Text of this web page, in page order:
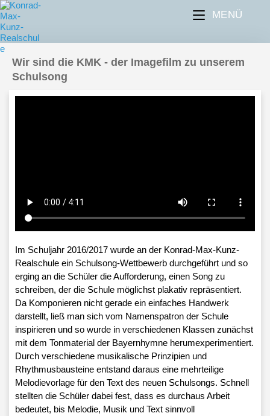
MENÜ
Wir sind die KMK - der Imagefilm zu unserem
Schulsong
Im Schuljahr 2016/2017 wurde an der Konrad-Max-Kunz-
Realschule ein Schulsong-Wettbewerb durchgeführt und so
erging an die Schüler die Aufforderung, einen Song zu
schreiben, der die Schule möglichst plakativ repräsentiert.
Da Komponieren nicht gerade ein einfaches Handwerk
darstellt, ließ man sich vom Namenspatron der Schule
inspirieren und so wurde in verschiedenen Klassen zunächst
mit dem Tonmaterial der Bayernhymne herumexperimentiert.
Durch verschiedene musikalische Prinzipien und
Rhythmusbausteine entstand daraus eine mehrteilige
Melodievorlage für den Text des neuen Schulsongs. Schnell
stellten die Schüler dabei fest, dass es durchaus Arbeit
bedeutet, bis Melodie, Musik und Text sinnvoll